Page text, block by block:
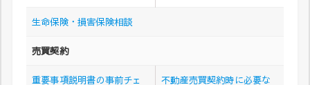
生命保険・損害保険相談
売買契約
重要事項説明書の事前チェ
不動産売買契約時に必要な